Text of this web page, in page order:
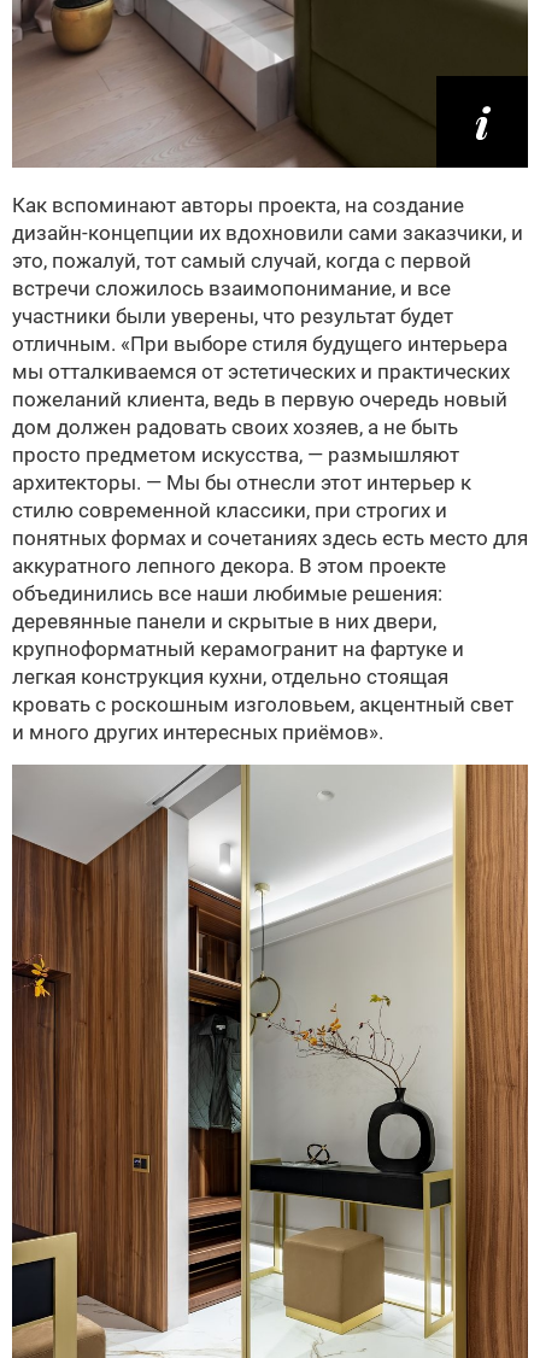
Как вспоминают авторы проекта, на создание
дизайн-концепции их вдохновили сами заказчики, и
это, пожалуй, тот самый случай, когда с первой
встречи сложилось взаимопонимание, и все
участники были уверены, что результат будет
отличным. «При выборе стиля будущего интерьера
мы отталкиваемся от эстетических и практических
пожеланий клиента, ведь в первую очередь новый
дом должен радовать своих хозяев, а не быть
просто предметом искусства, — размышляют
архитекторы. — Мы бы отнесли этот интерьер к
стилю современной классики, при строгих и
понятных формах и сочетаниях здесь есть место для
аккуратного лепного декора. В этом проекте
объединились все наши любимые решения:
деревянные панели и скрытые в них двери,
крупноформатный керамогранит на фартуке и
легкая конструкция кухни, отдельно стоящая
кровать с роскошным изголовьем, акцентный свет
и много других интересных приёмов».